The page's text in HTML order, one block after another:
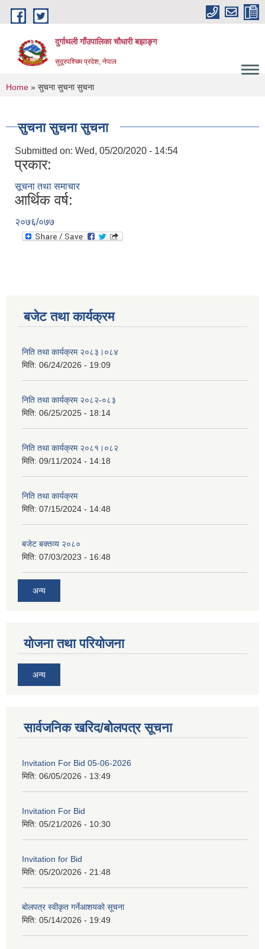
Skip to main content
दुर्गाथली गाँउपालिका चौधारी बझाङ्ग
सुदूरपश्चिम प्रदेश, नेपाल
You are here
Home » सुचना सुचना सुचना
सुचना सुचना सुचना
Submitted on: Wed, 05/20/2020 - 14:54
प्रकार:
सूचना तथा समाचार
आर्थिक वर्ष:
२०७६/०७७
बजेट तथा कार्यक्रम
निति तथा कार्यक्रम २०८३।०८४
मिति: 06/24/2026 - 19:09
निति तथा कार्यक्रम २०८२-०८३
मिति: 06/25/2025 - 18:14
निति तथा कार्यक्रम २०८१।०८२
मिति: 09/11/2024 - 14:18
निति तथा कार्यक्रम
मिति: 07/15/2024 - 14:48
बजेट बक्तव्य २०८०
मिति: 07/03/2023 - 16:48
अन्य
योजना तथा परियोजना
अन्य
सार्वजनिक खरिद/बोलपत्र सूचना
Invitation For Bid 05-06-2026
मिति: 06/05/2026 - 13:49
Invitation For Bid
मिति: 05/21/2026 - 10:30
Invitation for Bid
मिति: 05/20/2026 - 21:48
बोलपत्र स्वीकृत गर्नेआशयको सूचना
मिति: 05/14/2026 - 19:49